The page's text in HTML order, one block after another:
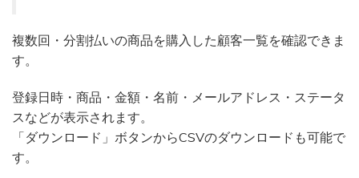
複数回・分割払いの商品を購入した顧客一覧を確認できま
す。
登録日時・商品・金額・名前・メールアドレス・ステータ
スなどが表示されます。
「ダウンロード」ボタンからCSVのダウンロードも可能で
す。